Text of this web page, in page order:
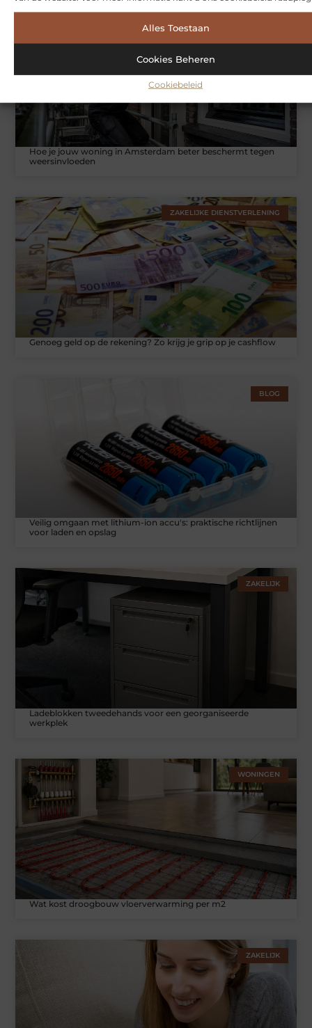
Alles Toestaan
Cookies Beheren
Cookiebeleid
Hoe je jouw woning in Amsterdam beter beschermt tegen
weersinvloeden
ZAKELIJKE DIENSTVERLENING
Genoeg geld op de rekening? Zo krijg je grip op je cashflow
BLOG
Veilig omgaan met lithium-ion accu's: praktische richtlijnen
voor laden en opslag
ZAKELIJK
Ladeblokken tweedehands voor een georganiseerde
werkplek
WONINGEN
Wat kost droogbouw vloerverwarming per m2
ZAKELIJK